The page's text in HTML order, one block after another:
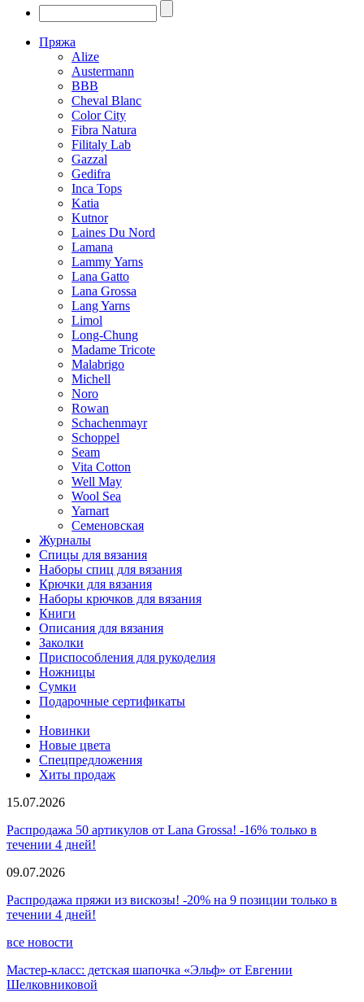
Пряжа
Alize
Austermann
BBB
Cheval Blanc
Color City
Fibra Natura
Filitaly Lab
Gazzal
Gedifra
Inca Tops
Katia
Kutnor
Laines Du Nord
Lamana
Lammy Yarns
Lana Gatto
Lana Grossa
Lang Yarns
Limol
Long-Chung
Madame Tricote
Malabrigo
Michell
Noro
Rowan
Schachenmayr
Schoppel
Seam
Vita Cotton
Well May
Wool Sea
Yarnart
Семеновская
Журналы
Спицы для вязания
Наборы спиц для вязания
Крючки для вязания
Наборы крючков для вязания
Книги
Описания для вязания
Заколки
Приспособления для рукоделия
Ножницы
Сумки
Подарочные сертификаты
Новинки
Новые цвета
Спецпредложения
Хиты продаж
15.07.2026
Распродажа 50 артикулов от Lana Grossa! -16% только в
течении 4 дней!
09.07.2026
Распродажа пряжи из вискозы! -20% на 9 позиции только в
течении 4 дней!
все новости
Мастер-класс: детская шапочка «Эльф» от Евгении
Шелковниковой